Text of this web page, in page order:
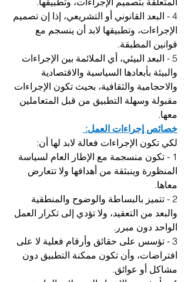
4 - البعد القانوني أو التشريعي، إذا إن تصميم
الإجراءات، وتطبيقها لابد أن ينسجم مع
قوانين المطبقة.
5 - البعد البيئي، أي الملائمة بين الإجراءات
والبيئة بأبعادها السياسية والاقتصادية
والاحجامية والثقافية، بحيث تكون الإجراءات
مقبولة وسهلة التطبيق من قبل المتعاملين
معها.
خصائص إجراءات العمل:
لكي تكون الإجراءات فعالة لابد لها أن:
1 - تكون منسجمة مع الإطار العام لسياسة
المنظورة وينبثقة من أهدافها ولا تتعارض
معاها.
2 - تتميز بالبساطة والوضوح والمنطقية
والبعد من التعقيد، ولا تؤدي إلى تكرار العمل
الواحد دون مبرر.
3 - تؤسس على حقائق وأرقام فعلية لا على
افتراضات، وأن تكون ممكنة التطبيق دون
مشاكل أو عوائق.